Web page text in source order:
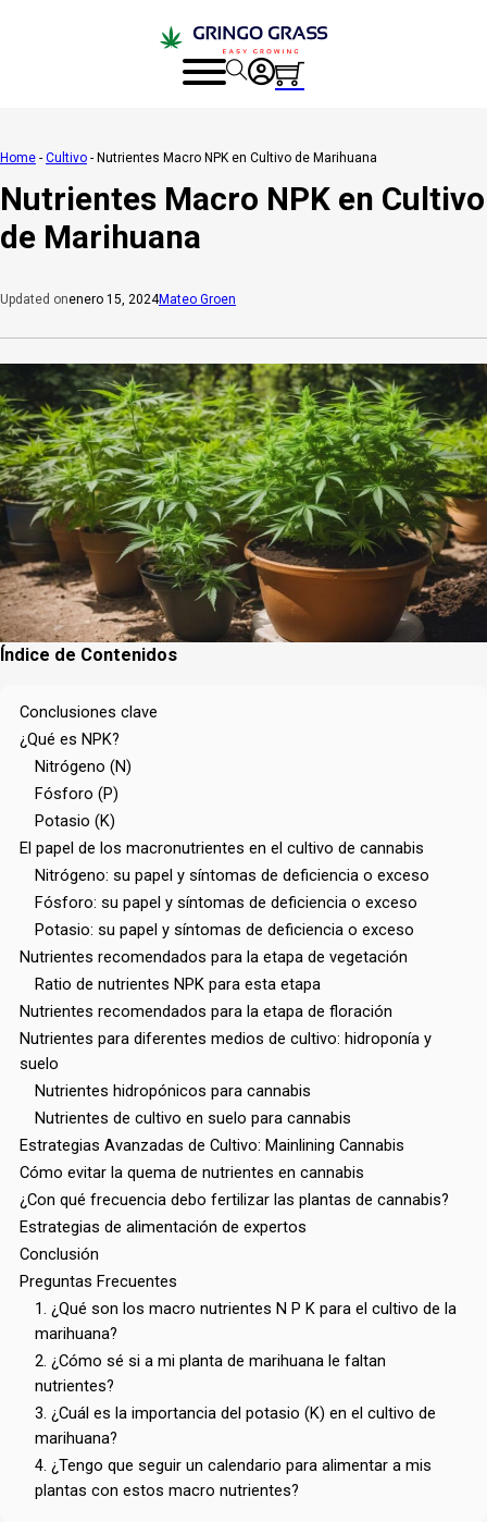
Home - Cultivo - Nutrientes Macro NPK en Cultivo de Marihuana
Nutrientes Macro NPK en Cultivo
de Marihuana
Updated onenero 15, 2024Mateo Groen
Índice de Contenidos
Conclusiones clave
¿Qué es NPK?
Nitrógeno (N)
Fósforo (P)
Potasio (K)
El papel de los macronutrientes en el cultivo de cannabis
Nitrógeno: su papel y síntomas de deficiencia o exceso
Fósforo: su papel y síntomas de deficiencia o exceso
Potasio: su papel y síntomas de deficiencia o exceso
Nutrientes recomendados para la etapa de vegetación
Ratio de nutrientes NPK para esta etapa
Nutrientes recomendados para la etapa de floración
Nutrientes para diferentes medios de cultivo: hidroponía y
suelo
Nutrientes hidropónicos para cannabis
Nutrientes de cultivo en suelo para cannabis
Estrategias Avanzadas de Cultivo: Mainlining Cannabis
Cómo evitar la quema de nutrientes en cannabis
¿Con qué frecuencia debo fertilizar las plantas de cannabis?
Estrategias de alimentación de expertos
Conclusión
Preguntas Frecuentes
1. ¿Qué son los macro nutrientes N P K para el cultivo de la
marihuana?
2. ¿Cómo sé si a mi planta de marihuana le faltan
nutrientes?
3. ¿Cuál es la importancia del potasio (K) en el cultivo de
marihuana?
4. ¿Tengo que seguir un calendario para alimentar a mis
plantas con estos macro nutrientes?